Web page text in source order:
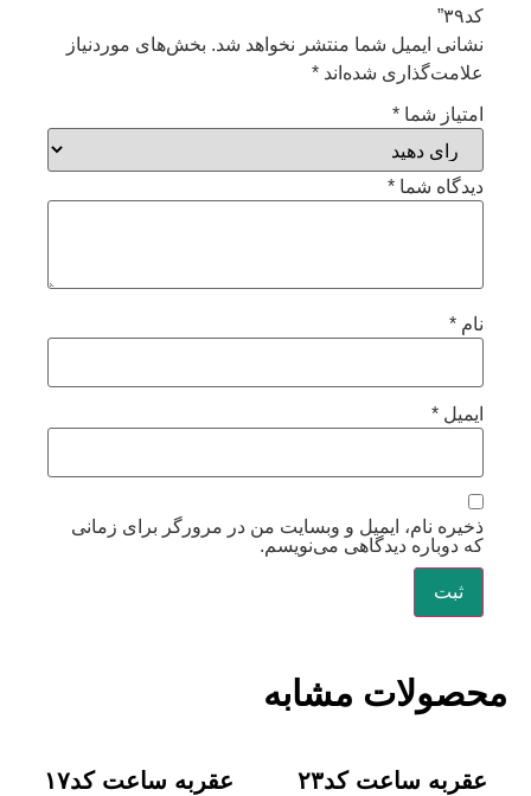
کد۳۹”
نشانی ایمیل شما منتشر نخواهد شد. بخش‌های موردنیاز
علامت‌گذاری شده‌اند *
امتیاز شما *
دیدگاه شما *
نام *
ایمیل *
ذخیره نام، ایمیل و وبسایت من در مرورگر برای زمانی
که دوباره دیدگاهی می‌نویسم.
محصولات مشابه
عقربه ساعت کد۲۳ عقربه ساعت کد۱۷